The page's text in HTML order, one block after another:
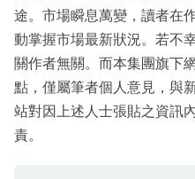
途。市場瞬息萬變，讀者在
動掌握市場最新狀況。若不
關作者無關。而本集團旗下
點，僅屬筆者個人意見，與
站對因上述人士張貼之資訊
責。